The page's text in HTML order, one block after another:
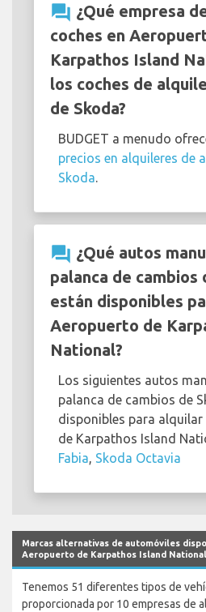
question_answer ¿Qué empresa
coches en
Karpathos Island
los coches de
de Skoda?
BUDGET a menudo
precios en alquileres de
Skoda.
question_answer ¿Qué autos
palanca de cambios
están disponibles
Aeropuerto de
National?
Los siguientes autos
palanca de cambios de
disponibles para alquilar
de Karpathos Island
Fabia, Skoda Octavia
Marcas alternativas de automóviles
Aeropuerto de Karpathos Island National
Tenemos 51 diferentes tipos de
proporcionada por 10 empresas de